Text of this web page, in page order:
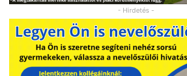
- Hirdetés -